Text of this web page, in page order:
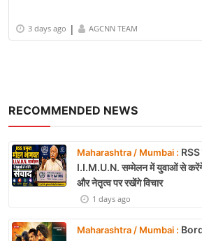
RECOMMENDED NEWS
Maharashtra / Mumbai : RSS
I.I.M.U.N. सम्मेलन में युवाओं से करेंगे
और नेतृत्व पर रखेंगे विचार
1 days ago
Maharashtra / Mumbai :
3 days ago | AGCNN TEAM